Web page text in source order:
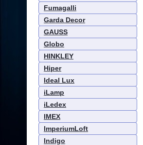
Fumagalli
Garda Decor
GAUSS
Globo
HINKLEY
Hiper
Ideal Lux
iLamp
iLedex
IMEX
ImperiumLoft
Indigo